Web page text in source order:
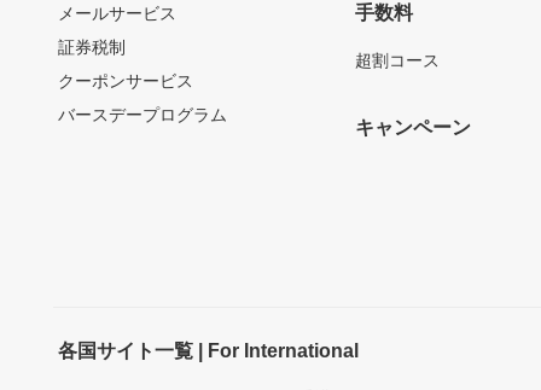
メールサービス
証券税制
クーポンサービス
バースデープログラム
手数料
超割コース
キャンペーン
各国サイト一覧 | For International